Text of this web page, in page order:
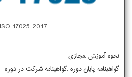
ISO 17025_2017
نحوه آموزش :مجازی
گواهینامه پایان دوره :گواهینامه شرکت در دوره